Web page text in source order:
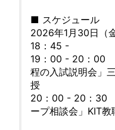
■ スケジュール
2026年1月30日（
18：45 - ・・
19：00 - 20：00
程の入試説明会」
授
20：00 - 20：30
ープ相談会」KIT教